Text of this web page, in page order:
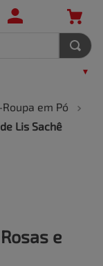
em Pó
Lis Sachê
e